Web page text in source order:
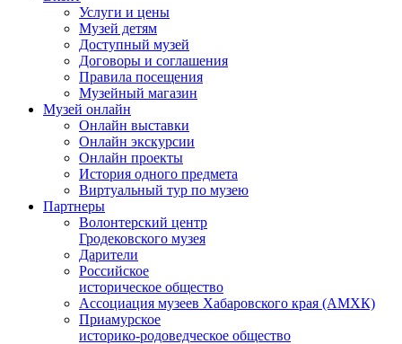
Услуги и цены
Музей детям
Доступный музей
Договоры и соглашения
Правила посещения
Музейный магазин
Музей онлайн
Онлайн выставки
Онлайн экскурсии
Онлайн проекты
История одного предмета
Виртуальный тур по музею
Партнеры
Волонтерский центр
Гродековского музея
Дарители
Российское
историческое общество
Ассоциация музеев Хабаровского края (АМХК)
Приамурское
историко-родоведческое общество